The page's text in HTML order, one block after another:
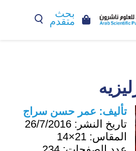
بحث
متقدم
تأليف: عمر حسن سراج
تاريخ النشر: 26/7/2016
المقاس: 21×14